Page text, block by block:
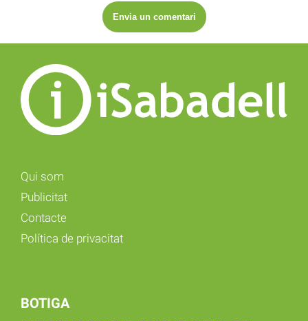
Qui som
Publicitat
Contacte
Política de privacitat
BOTIGA